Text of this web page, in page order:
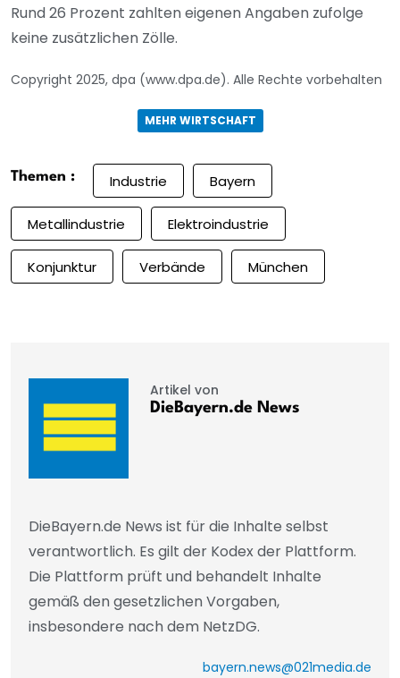
Rund 26 Prozent zahlten eigenen Angaben zufolge
keine zusätzlichen Zölle.
Copyright 2025, dpa (www.dpa.de). Alle Rechte vorbehalten
MEHR WIRTSCHAFT
Themen : Industrie Bayern
Metallindustrie Elektroindustrie
Konjunktur Verbände München
Artikel von
DieBayern.de News
DieBayern.de News ist für die Inhalte selbst
verantwortlich. Es gilt der Kodex der Plattform.
Die Plattform prüft und behandelt Inhalte
gemäß den gesetzlichen Vorgaben,
insbesondere nach dem NetzDG.
bayern.news@021media.de